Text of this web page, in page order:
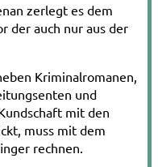
zerlegt es dem
der auch nur aus der
Kri­minalromanen,
enten und
mit den
muss mit dem
rechnen.